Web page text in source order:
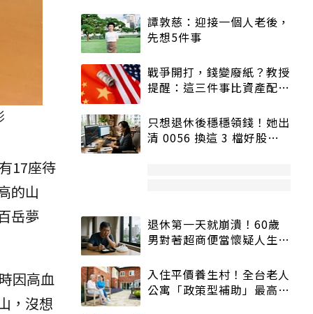
17座待
的山
岳夢
因高血
，沒想
譚敦慈：迎接一個人老後，
先想5件事
戰爭開打，錢變廢紙？教授
提醒：這三件事比資產配置
只想退休後穩穩領錢！她出
清 0056 換這 3 檔好股：
退休第一天就崩潰！60歲
男對著超商便當懷疑人生
入住平價養生村！全台老人
公寓「政策型補助」最高打